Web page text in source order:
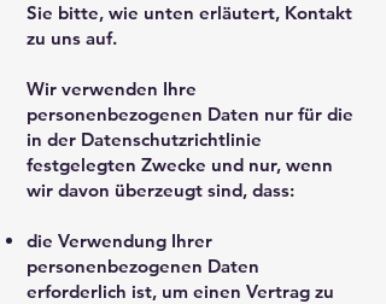
Sie bitte, wie unten erläutert, Kontakt
zu uns auf.
Wir verwenden Ihre
personenbezogenen Daten nur für die
in der Datenschutzrichtlinie
festgelegten Zwecke und nur, wenn
wir davon überzeugt sind, dass:
die Verwendung Ihrer
personenbezogenen Daten
erforderlich ist, um einen Vertrag zu